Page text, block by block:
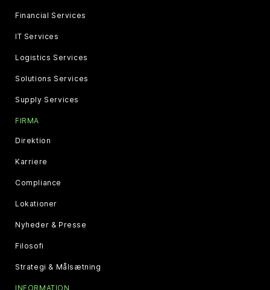
Financial Services
IT Services
Logistics Services
Solutions Services
Supply Services
FIRMA
Direktion
Karriere
Compliance
Lokationer
Nyheder & Presse
Filosofi
Strategi & Målsætning
INFORMATION